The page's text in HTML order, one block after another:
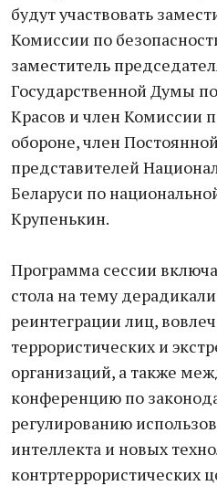
будут участвовать
Комиссии по
заместитель
Государственной Думы
Красов и член Комиссии
обороне, член
представителей
Беларуси по
Крупенькин.
Программа сессии
стола на тему
реинтеграции лиц,
террористических и
организаций, а также
конференцию по
регулированию
интеллекта и новых
контртеррористических